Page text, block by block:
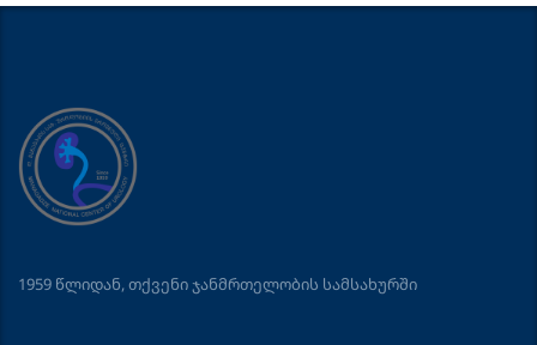
1959 წლიდან, თქვენი ჯანმრთელობის სამსახურში